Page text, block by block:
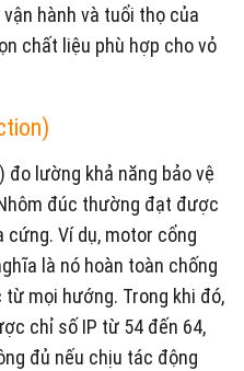
hành và tuổi thọ của
chất liệu phù hợp cho vỏ
đo lường khả năng bảo vệ
đúc thường đạt được
cứng. Ví dụ, motor cổng
là nó hoàn toàn chống
mọi hướng. Trong khi đó,
chỉ số IP từ 54 đến 64,
đủ nếu chịu tác động